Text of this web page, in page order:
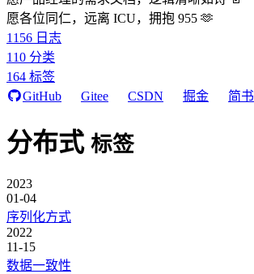
愿各位同仁，远离 ICU，拥抱 955 🫶
1156 日志
110 分类
164 标签
GitHub
Gitee CSDN 掘金 简书
分布式 标签
2023
01-04
序列化方式
2022
11-15
数据一致性